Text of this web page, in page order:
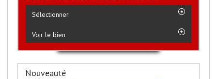
Sélectionner
Voir le bien
Nouveauté